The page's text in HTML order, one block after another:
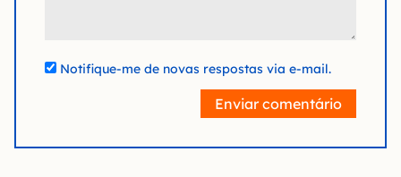
Notifique-me de novas respostas via e-mail.
Enviar comentário